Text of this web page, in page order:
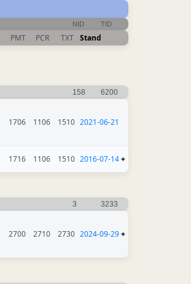
NID TID
PMT PCR TXT Stand
158 6200
1706 1106 1510 2021-06-21
1716 1106 1510 2016-07-14+
3 3233
2700 2710 2730 2024-09-29+